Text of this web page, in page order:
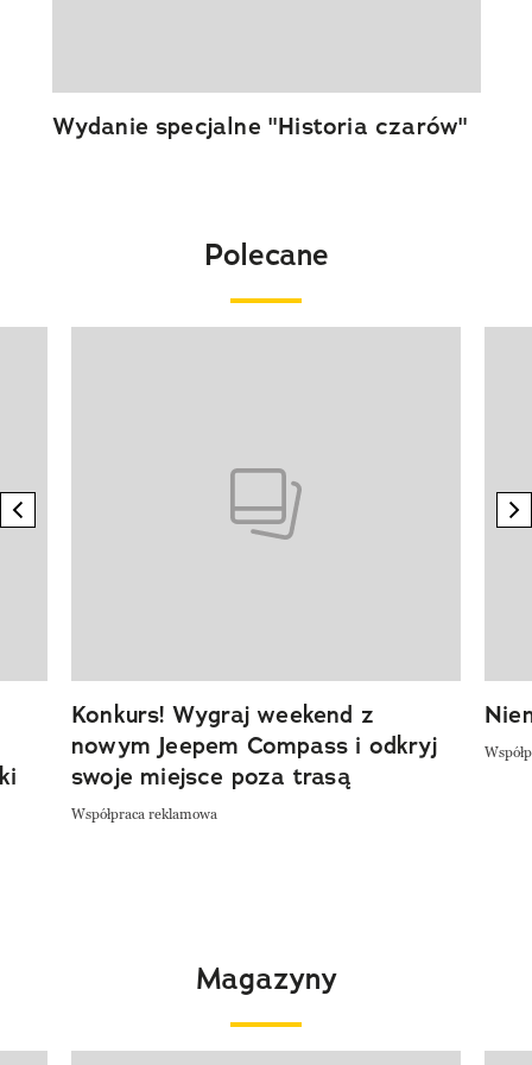
Wydanie specjalne "Historia czarów"
Polecane
previous element
Konkurs! Wygraj weekend z
nowym Jeepem Compass i odkryj
swoje miejsce poza trasą
Współpraca reklamowa
Magazyny